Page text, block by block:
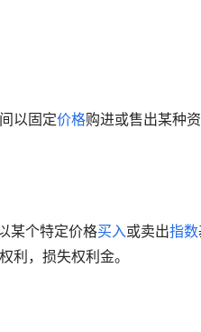
以固定价格购进或售出某种
某个特定价格买入或卖出指数
利，损失权利金。